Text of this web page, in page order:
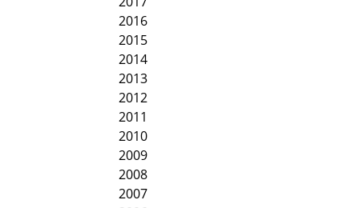
2016
2015
2014
2013
2012
2011
2010
2009
2008
2007